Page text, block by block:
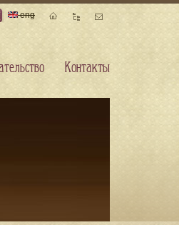
eng
Контакты